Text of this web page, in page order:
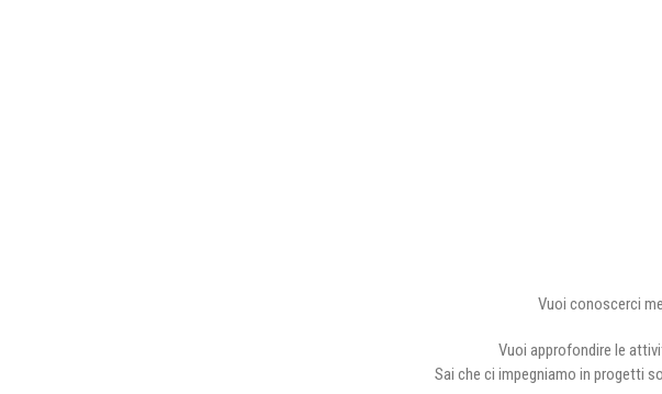
Vuoi conoscerci
Vuoi approfondire le
Sai che ci impegniamo in progetti